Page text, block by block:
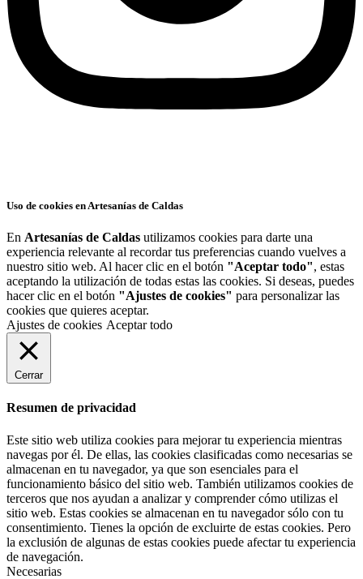
Uso de cookies en Artesanías de Caldas
En Artesanías de Caldas utilizamos cookies para darte una
experiencia relevante al recordar tus preferencias cuando vuelves a
nuestro sitio web. Al hacer clic en el botón "Aceptar todo", estas
aceptando la utilización de todas estas las cookies. Si deseas, puedes
hacer clic en el botón "Ajustes de cookies" para personalizar las
cookies que quieres aceptar.
Ajustes de cookies Aceptar todo
Cerrar
Resumen de privacidad
Este sitio web utiliza cookies para mejorar tu experiencia mientras
navegas por él. De ellas, las cookies clasificadas como necesarias se
almacenan en tu navegador, ya que son esenciales para el
funcionamiento básico del sitio web. También utilizamos cookies de
terceros que nos ayudan a analizar y comprender cómo utilizas el
sitio web. Estas cookies se almacenan en tu navegador sólo con tu
consentimiento. Tienes la opción de excluirte de estas cookies. Pero
la exclusión de algunas de estas cookies puede afectar tu experiencia
de navegación.
Necesarias